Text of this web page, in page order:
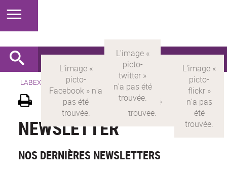
LABEX > LABEX MILYON Version française Newsletter
NEWSLETTER
NOS DERNIÈRES NEWSLETTERS